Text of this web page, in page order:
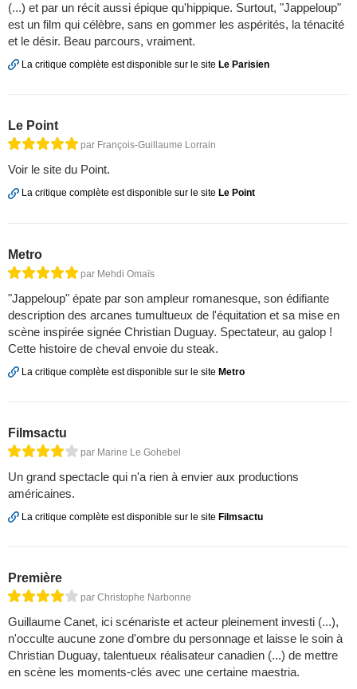
(...) et par un récit aussi épique qu'hippique. Surtout, "Jappeloup"
est un film qui célèbre, sans en gommer les aspérités, la ténacité
et le désir. Beau parcours, vraiment.
La critique complète est disponible sur le site Le Parisien
Le Point
par François-Guillaume Lorrain
Voir le site du Point.
La critique complète est disponible sur le site Le Point
Metro
par Mehdi Omaïs
"Jappeloup" épate par son ampleur romanesque, son édifiante
description des arcanes tumultueux de l'équitation et sa mise en
scène inspirée signée Christian Duguay. Spectateur, au galop !
Cette histoire de cheval envoie du steak.
La critique complète est disponible sur le site Metro
Filmsactu
par Marine Le Gohebel
Un grand spectacle qui n'a rien à envier aux productions
américaines.
La critique complète est disponible sur le site Filmsactu
Première
par Christophe Narbonne
Guillaume Canet, ici scénariste et acteur pleinement investi (...),
n'occulte aucune zone d'ombre du personnage et laisse le soin à
Christian Duguay, talentueux réalisateur canadien (...) de mettre
en scène les moments-clés avec une certaine maestria.